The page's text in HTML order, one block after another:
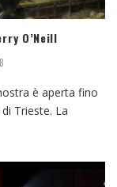
O’Neill
è aperta fino
Trieste. La